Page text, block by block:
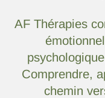
AF Thérapies
Comprendre,
chemin